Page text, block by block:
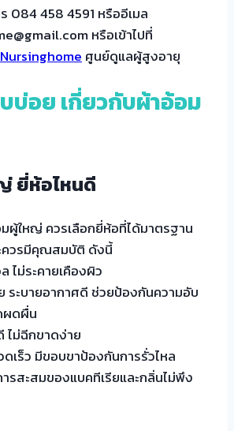
084 458 4591 หรืออีเมล
หรือเข้าไปที่
ศูนย์ดูแลผู้สูงอายุ
บ่อย เกี่ยวกับผ้าอ้อม
ยี่ห้อไหนดี
ผู้ใหญ่ ควรเลือกยี่ห้อที่ได้มาตรฐาน
วรมีคุณสมบัติ ดังนี้
ไม่ระคายเคืองผิว
ระบายอากาศดี ช่วยป้องกันความอับ
ผดผื่น
ไม่ฉีกขาดง่าย
เร็ว มีขอบขาป้องกันการรั่วไหล
สะสมของแบคทีเรียและกลิ่นไม่พึง